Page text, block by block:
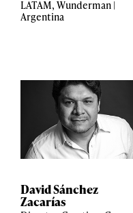
LATAM, Wunderman |
Argentina
David Sánchez
Zacarías